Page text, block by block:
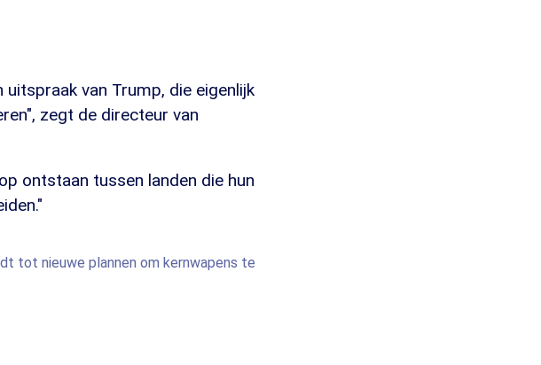
van Trump, die eigenlijk
zegt de directeur van
ontstaan tussen landen die hun
tot nieuwe plannen om kernwapens te